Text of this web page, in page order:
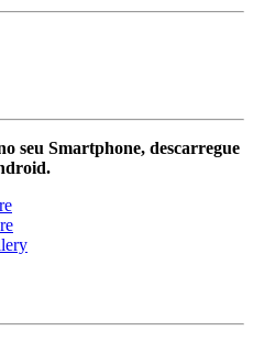
seu Smartphone, descarregue